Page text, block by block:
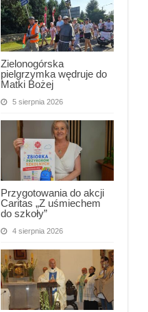
Zielonogórska
pielgrzymka wędruje do
Matki Bożej
5 sierpnia 2026
Przygotowania do akcji
Caritas „Z uśmiechem
do szkoły”
4 sierpnia 2026